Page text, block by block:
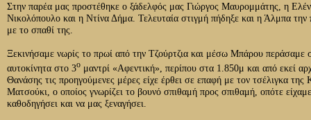
Στην παρέα μας προστέθηκε ο ξάδελφός μας Γιώργος Μαυρομμάτης, η
Νικολόπουλο και η Ντίνα Δήμα. Τελευταία στιγμή πήδηξε και η Άλμπα την
με το σπαθί της.
Ξεκινήσαμε νωρίς το πρωί από την Τζούρτζια και μέσω Μπάρου
αυτοκίνητα στο 3ο μαντρί «Αφεντική», περίπου στα 1.850μ και από εκεί
Θανάσης τις προηγούμενες μέρες είχε έρθει σε επαφή με τον τσέλιγκα
Ματσούκι, ο οποίος γνωρίζει το βουνό σπιθαμή προς σπιθαμή, οπότε
καθοδηγήσει και να μας ξεναγήσει.